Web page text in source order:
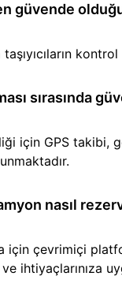
güvende
sırasında
için GPS takibi,
nasıl
için çevrimiçi
ihtiyaçlarınıza